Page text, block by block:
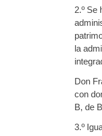
2.º Se
la
Don
con
B, de
3.º